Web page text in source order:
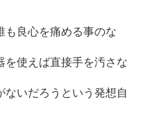
良心を痛める事のな
を使えば直接手を汚さな
ないだろうという発想自